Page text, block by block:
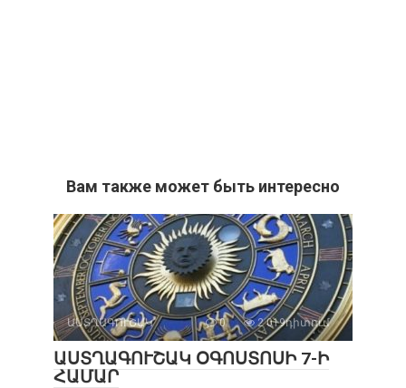
Вам также может быть интересно
ԱՍՏՂԱԳՈՒՇԱԿ 0 2 019դիտում
ԱՍՏՂԱԳՈՒՇԱԿ ՕԳՈՍՏՈՍԻ 7-Ի
ՀԱՄԱՐ